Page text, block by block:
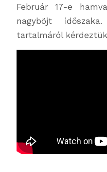
Február 17-e
nagyböjt
tartalmáról